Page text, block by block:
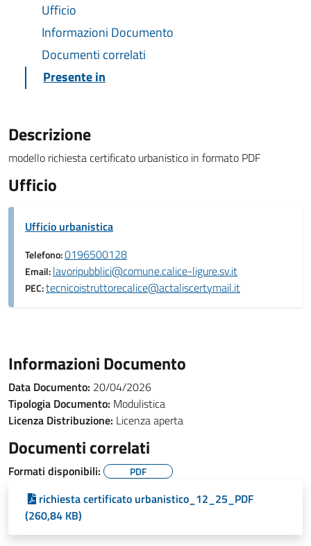
Ufficio
Informazioni Documento
Documenti correlati
Presente in
Descrizione
modello richiesta certificato urbanistico in formato PDF
Ufficio
Ufficio urbanistica
Telefono:0196500128
Email:lavoripubblici@comune.calice-ligure.sv.it
PEC:tecnicoistruttorecalice@actaliscertymail.it
Informazioni Documento
Data Documento: 20/04/2026
Tipologia Documento: Modulistica
Licenza Distribuzione: Licenza aperta
Documenti correlati
Formati disponibili: PDF
richiesta certificato urbanistico_12_25_PDF
(260,84 KB)